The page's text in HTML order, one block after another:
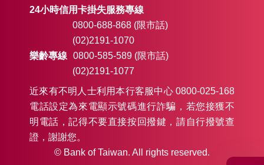
24小時信用卡掛失服務專線
0800-688-868 (限市話)
(02)2191-1070
樂齡專線 0800-585-589 (限市話)
(02)2191-1077
近來有不明人士利用本行客服中心 0800-025-168
電話設定為來電顯示號碼進行詐騙，若您接獲不
明電話，記得不要直接按回撥鍵，請自行撥號查
證，謝謝您。
© Bank of Taiwan. All rights reserved.